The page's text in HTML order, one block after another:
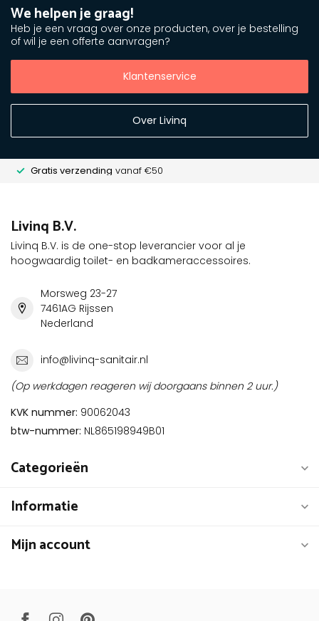
We helpen je graag!
Heb je een vraag over onze producten, over je bestelling
of wil je een offerte aanvragen?
Klantenservice
Over Livinq
Gratis verzending vanaf €50
Livinq B.V.
Livinq B.V. is de one-stop leverancier voor al je
hoogwaardig toilet- en badkameraccessoires.
Morsweg 23-27
7461AG Rijssen
Nederland
info@livinq-sanitair.nl
(Op werkdagen reageren wij doorgaans binnen 2 uur.)
KVK nummer: 90062043
btw-nummer: NL865198949B01
Categorieën
Informatie
Mijn account